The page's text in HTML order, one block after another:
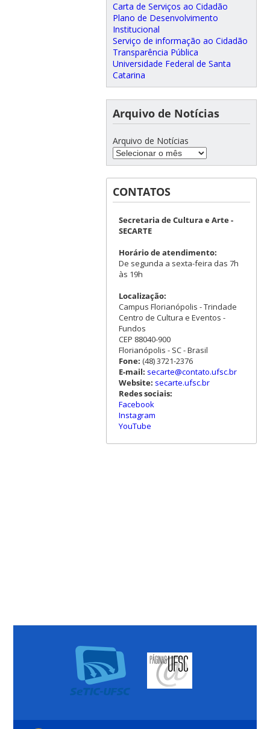
Carta de Serviços ao Cidadão
Plano de Desenvolvimento
Institucional
Serviço de informação ao Cidadão
Transparência Pública
Universidade Federal de Santa
Catarina
Arquivo de Notícias
Arquivo de Notícias
CONTATOS
Secretaria de Cultura e Arte -
SECARTE
Horário de atendimento:
De segunda a sexta-feira das 7h
às 19h
Localização:
Campus Florianópolis - Trindade
Centro de Cultura e Eventos -
Fundos
CEP 88040-900
Florianópolis - SC - Brasil
Fone: (48) 3721-2376
E-mail: secarte@contato.ufsc.br
Website: secarte.ufsc.br
Redes sociais:
Facebook
Instagram
YouTube